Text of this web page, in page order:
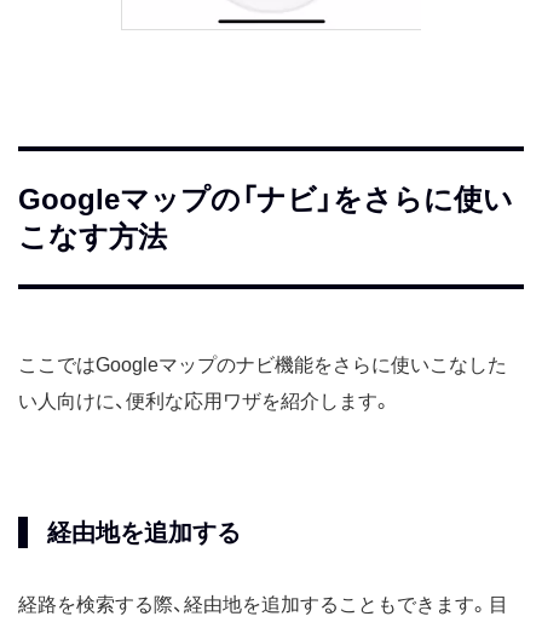
Googleマップの「ナビ」をさらに使い
こなす方法
ここではGoogleマップのナビ機能をさらに使いこなした
い人向けに、便利な応用ワザを紹介します。
経由地を追加する
経路を検索する際、経由地を追加することもできます。目